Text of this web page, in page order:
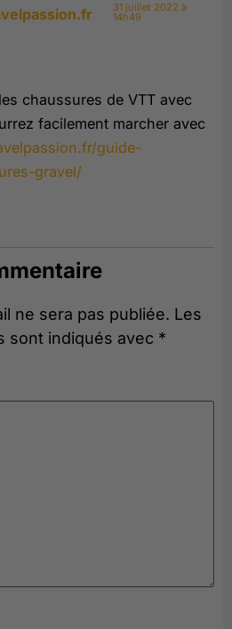
31 juillet 2022 à
14h49
chaussures de VTT avec
facilement marcher avec
guide-
gravel/
ne sera pas publiée. Les
sont indiqués avec *